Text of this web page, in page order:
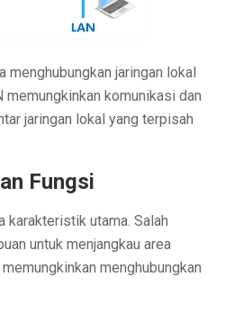
menghubungkan jaringan lokal
komunikasi dan
jaringan lokal yang terpisah
Fungsi
karakteristik utama. Salah
untuk menjangkau area
menghubungkan